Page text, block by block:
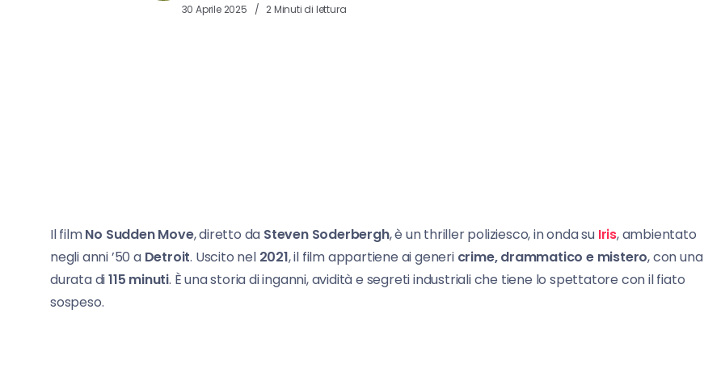
30 Aprile 2025 2 Minuti di lettura
Il filmNo Sudden Move, diretto da Steven Soderbergh, è un thriller poliziesco, in onda su Iris, ambientato
negli anni ’50 a Detroit. Uscito nel 2021, il film appartiene ai generi crime, drammatico e mistero, con una
durata di115 minuti. È una storia di inganni, avidità e segreti industriali che tiene lo spettatore con il fiato
sospeso.